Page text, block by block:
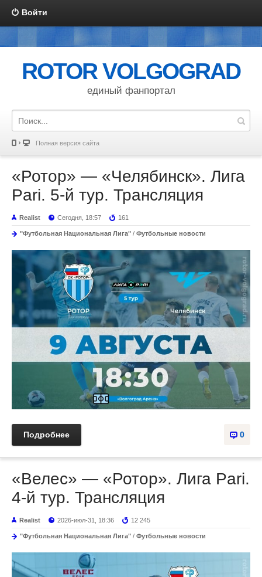
Войти
ROTOR VOLGOGRAD
единый фанпортал
Полная версия сайта
«Ротор» — «Челябинск». Лига
Pari. 5-й тур. Трансляция
Realist Сегодня, 18:57 161
"Футбольная Национальная Лига" / Футбольные новости
0
Подробнее
«Велес» — «Ротор». Лига Pari.
4-й тур. Трансляция
Realist 2026-июл-31, 18:36 12 245
"Футбольная Национальная Лига" / Футбольные новости